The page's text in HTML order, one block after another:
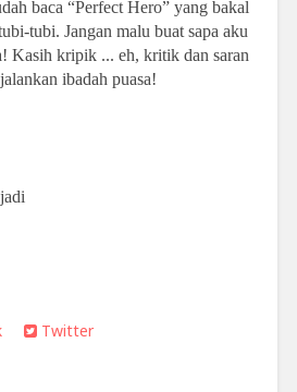
baca “Perfect Hero” yang bakal
tubi. Jangan malu buat sapa aku
Kasih kripik ... eh, kritik dan saran
ibadah puasa!
Twitter